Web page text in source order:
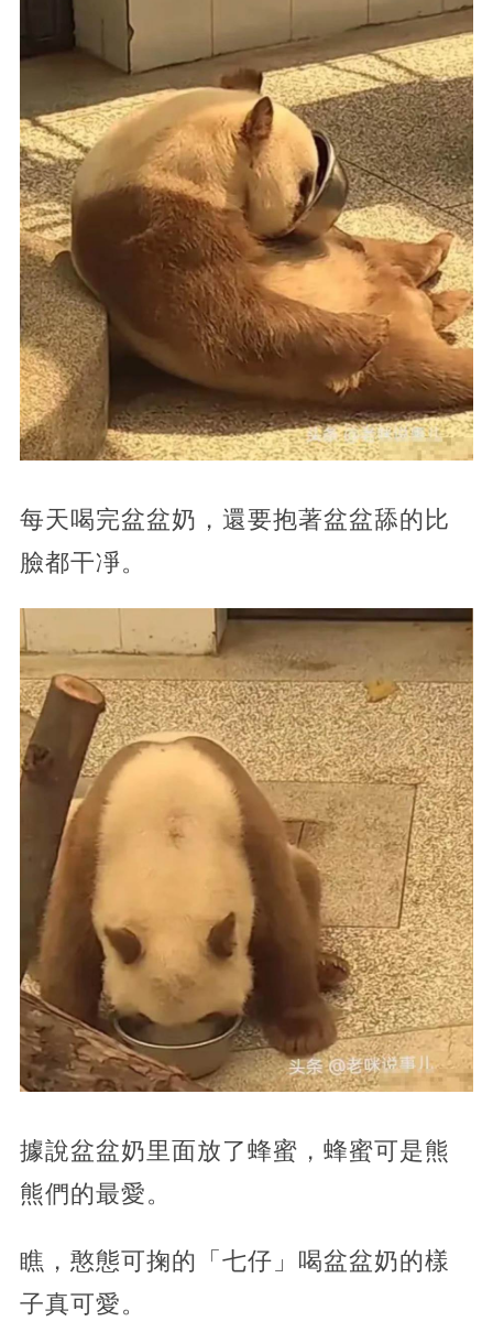
每天喝完盆盆奶，還要抱著盆盆舔的比
臉都干凈。
據說盆盆奶里面放了蜂蜜，蜂蜜可是熊
熊們的最愛。
瞧，憨態可掬的「七仔」喝盆盆奶的樣
子真可愛。